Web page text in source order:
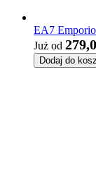
EA7
Już od
Dodaj do